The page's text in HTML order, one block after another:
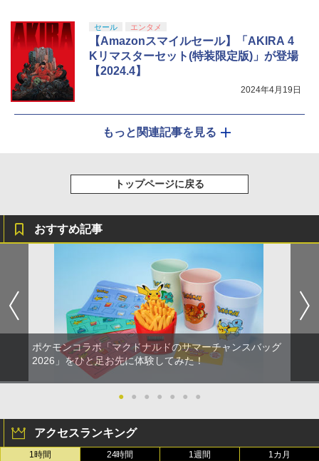
セール エンタメ
【Amazonスマイルセール】「AKIRA 4
Kリマスターセット(特装限定版)」が登場
【2024.4】
2024年4月19日
もっと関連記事を見る
トップページに戻る
おすすめ記事
ポケモンコラボ「マクドナルドのサマーチャンスバッグ
2026」をひと足お先に体験してみた！
● ● ● ● ● ● ●
アクセスランキング
1時間 24時間 1週間 1カ月